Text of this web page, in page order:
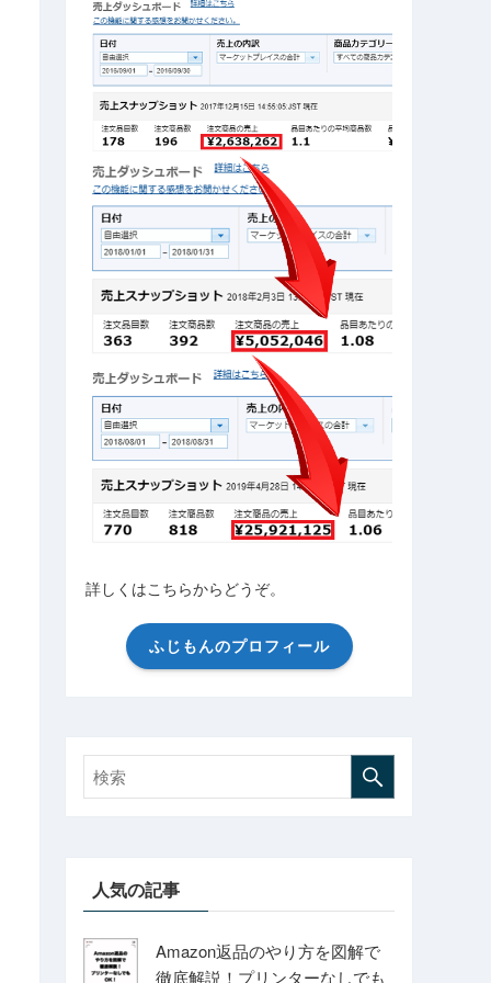
詳しくはこちらからどうぞ。
ふじもんのプロフィール
人気の記事
Amazon返品のやり方を図解で
徹底解説！プリンターなしでも